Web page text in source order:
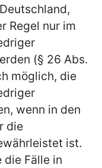
Regel nur im
(§ 26 Abs.
möglich, die
wenn in den
die
ist.
die Fälle in